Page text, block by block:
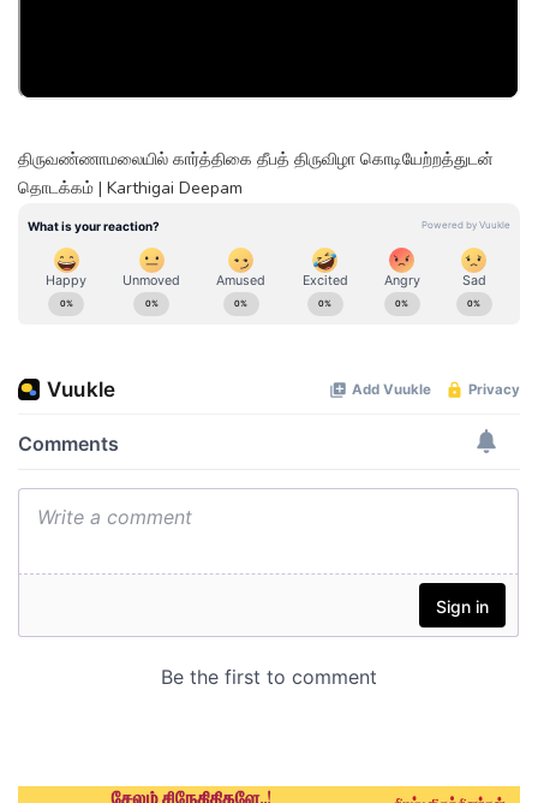
திருவண்ணாமலையில் கார்த்திகை தீபத் திருவிழா கொடியேற்றத்துடன்
தொடக்கம் | Karthigai Deepam